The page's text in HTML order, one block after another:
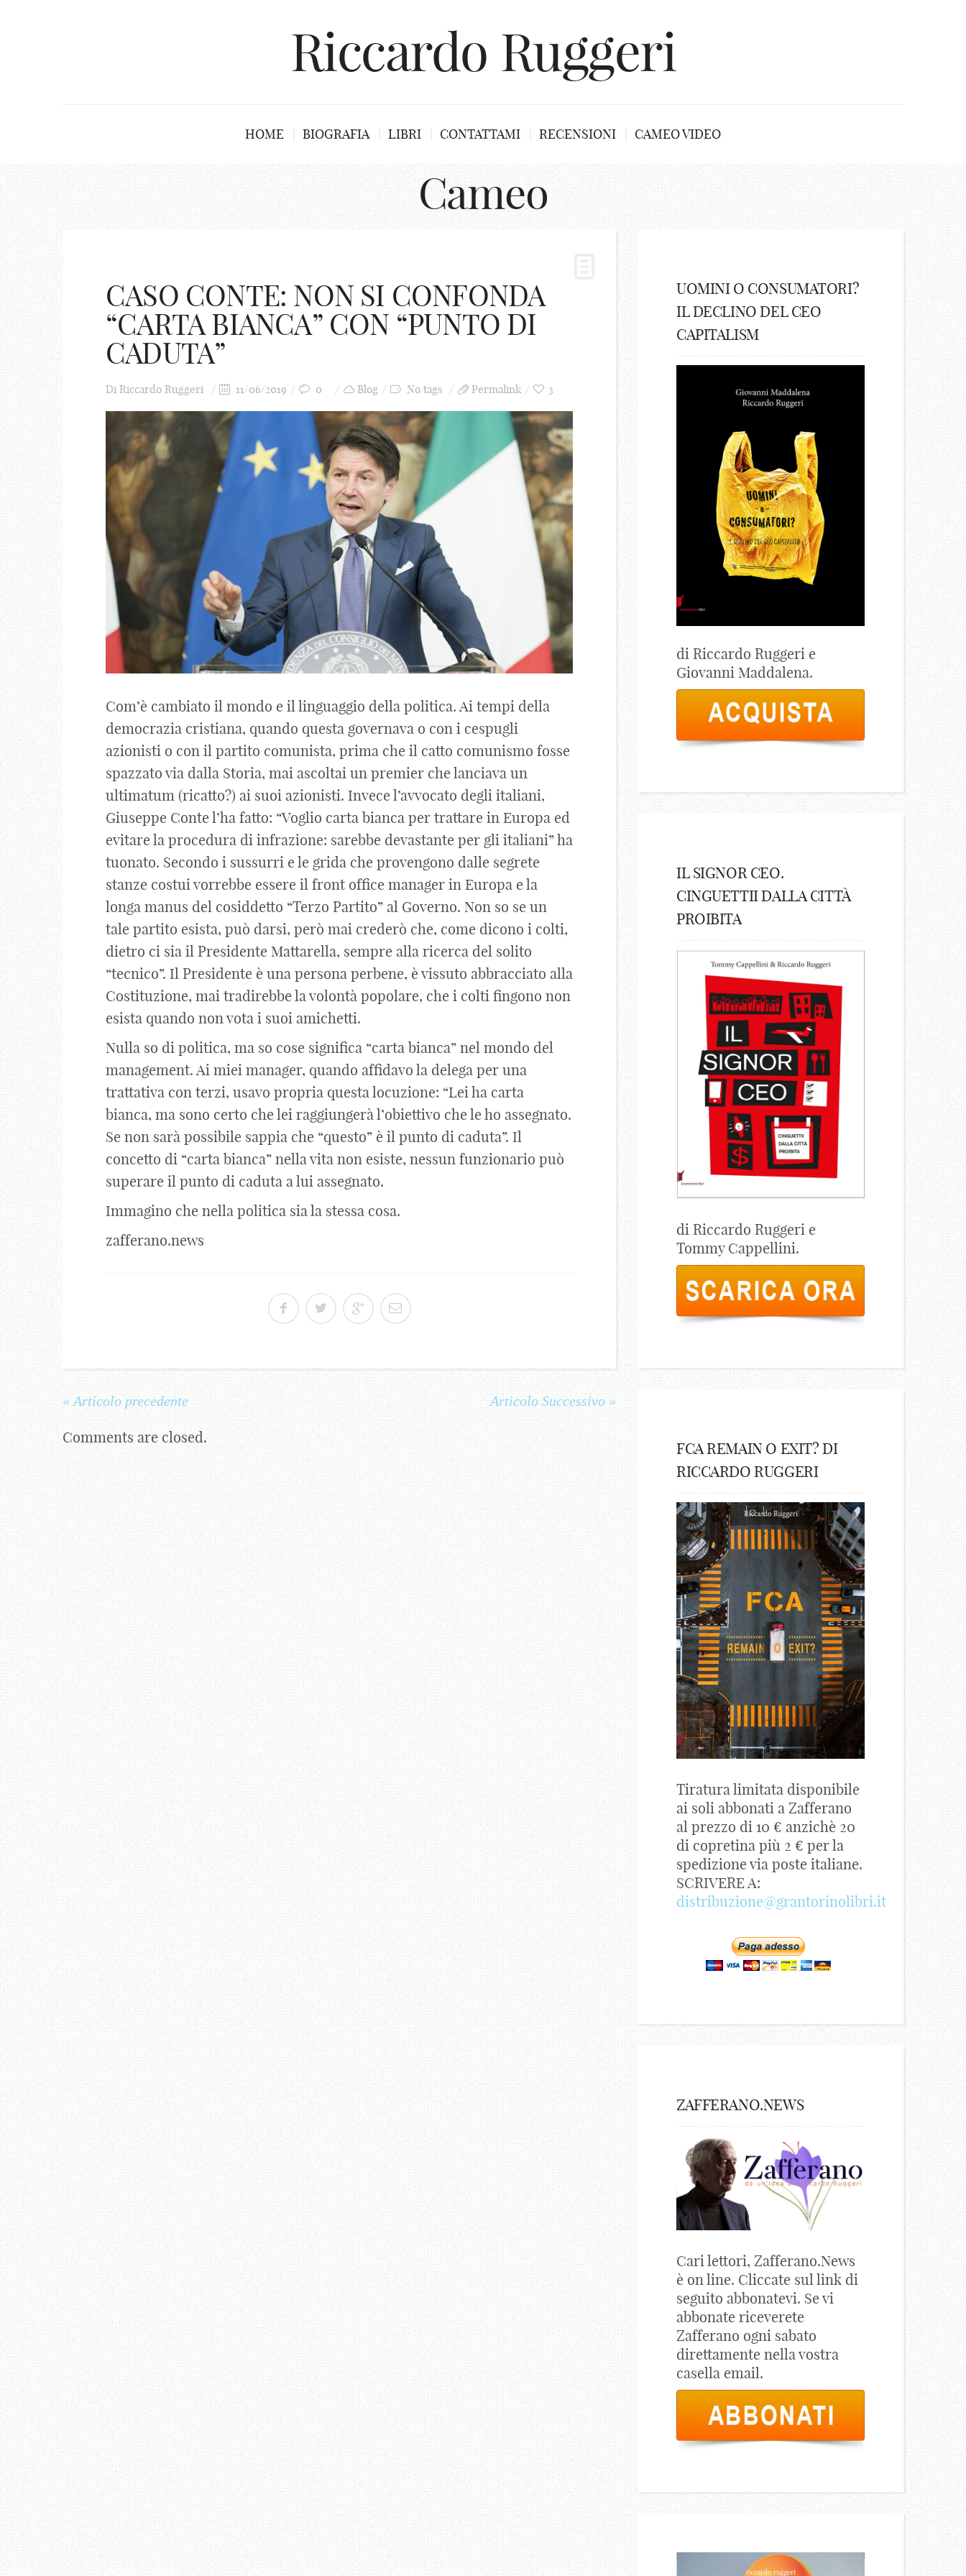
Riccardo Ruggeri
HOME BIOGRAFIA LIBRI CONTATTAMI RECENSIONI CAMEO VIDEO
Cameo
CASO CONTE: NON SI CONFONDA
“CARTA BIANCA” CON “PUNTO DI
CADUTA”
Di Riccardo Ruggeri 11/06/2019 0 Blog No tags Permalink 3
Com’è cambiato il mondo e il linguaggio della politica. Ai tempi della
democrazia cristiana, quando questa governava o con i cespugli
azionisti o con il partito comunista, prima che il catto comunismo fosse
spazzato via dalla Storia, mai ascoltai un premier che lanciava un
ultimatum (ricatto?) ai suoi azionisti. Invece l’avvocato degli italiani,
Giuseppe Conte l’ha fatto: “Voglio carta bianca per trattare in Europa ed
evitare la procedura di infrazione: sarebbe devastante per gli italiani” ha
tuonato. Secondo i sussurri e le grida che provengono dalle segrete
stanze costui vorrebbe essere il front office manager in Europa e la
longa manus del cosiddetto “Terzo Partito” al Governo. Non so se un
tale partito esista, può darsi, però mai crederò che, come dicono i colti,
dietro ci sia il Presidente Mattarella, sempre alla ricerca del solito
“tecnico”. Il Presidente è una persona perbene, è vissuto abbracciato alla
Costituzione, mai tradirebbe la volontà popolare, che i colti fingono non
esista quando non vota i suoi amichetti.
Nulla so di politica, ma so cose significa “carta bianca” nel mondo del
management. Ai miei manager, quando affidavo la delega per una
trattativa con terzi, usavo propria questa locuzione: “Lei ha carta
bianca, ma sono certo che lei raggiungerà l’obiettivo che le ho assegnato.
Se non sarà possibile sappia che “questo” è il punto di caduta”. Il
concetto di “carta bianca” nella vita non esiste, nessun funzionario può
superare il punto di caduta a lui assegnato.
Immagino che nella politica sia la stessa cosa.
zafferano.news
« Articolo precedente Articolo Successivo »
Comments are closed.
UOMINI O CONSUMATORI?
IL DECLINO DEL CEO
CAPITALISM
di Riccardo Ruggeri e
Giovanni Maddalena.
IL SIGNOR CEO.
CINGUETTII DALLA CITTÀ
PROIBITA
di Riccardo Ruggeri e
Tommy Cappellini.
FCA REMAIN O EXIT? DI
RICCARDO RUGGERI
Tiratura limitata disponibile
ai soli abbonati a Zafferano
al prezzo di 10 € anzichè 20
di copretina più 2 € per la
spedizione via poste italiane.
SCRIVERE A:
distribuzione@grantorinolibri.it
ZAFFERANO.NEWS
Cari lettori, Zafferano.News
è on line. Cliccate sul link di
seguito abbonatevi. Se vi
abbonate riceverete
Zafferano ogni sabato
direttamente nella vostra
casella email.